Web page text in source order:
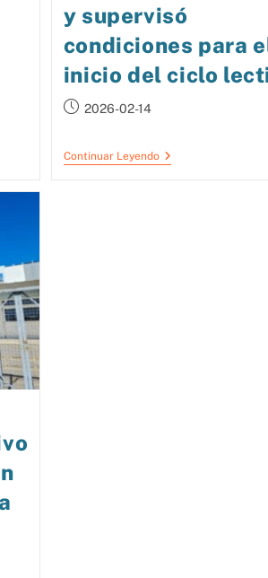
y supervisó
condiciones para
inicio del ciclo
2026-02-14
Continuar Leyendo